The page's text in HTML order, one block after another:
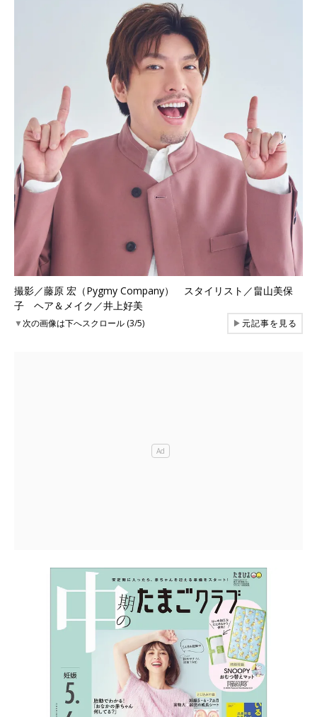
撮影／藤原 宏（Pygmy Company） スタイリスト／畠山美保
子 ヘア＆メイク／井上好美
▼次の画像は下へスクロール (3/5) ▶元記事を見る